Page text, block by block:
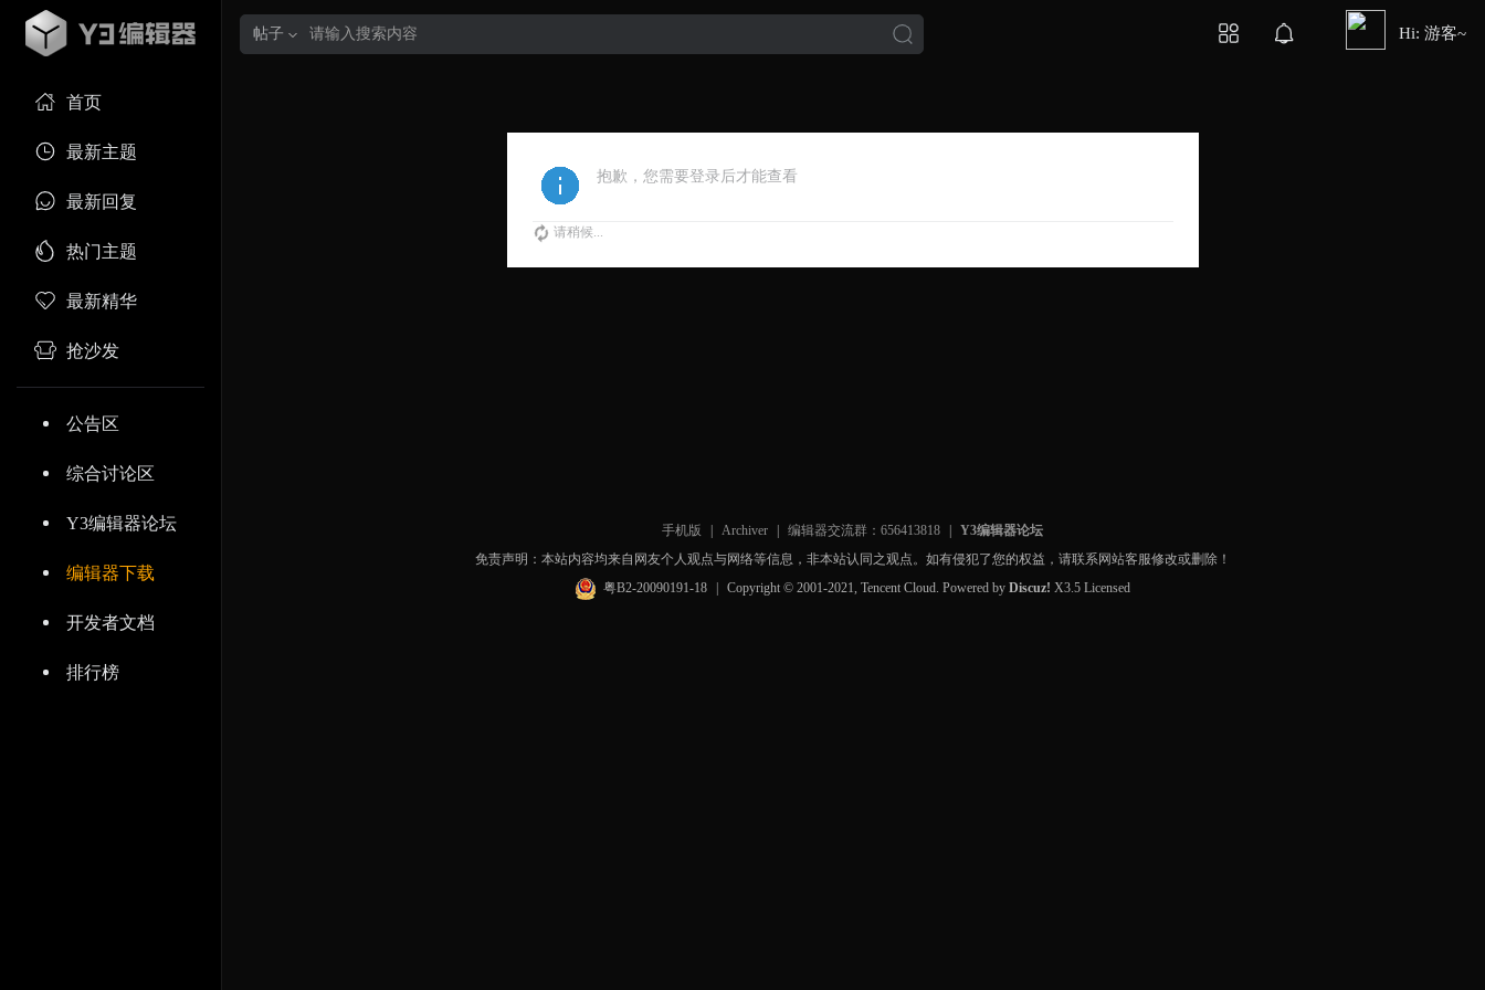
首页
最新主题
最新回复
热门主题
最新精华
抢沙发
公告区
综合讨论区
Y3编辑器论坛
编辑器下载
开发者文档
排行榜
帖子 Hi: 游客~
抱歉，您需要登录后才能查看
请稍候...
手机版 Archiver 编辑器交流群：656413818
Y3编辑器论坛
免责声明：本站内容均来自网友个人观点与网络等信息，非本站认同之观点。如有侵犯了您的权益，请联系网站客服修改或删除！
粤B2-20090191-18
Copyright © 2001-2021, Tencent Cloud. Powered byDiscuz! X3.5 Licensed